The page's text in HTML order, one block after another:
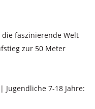
die faszinierende Welt
zur 50 Meter
Jugendliche 7-18 Jahre: